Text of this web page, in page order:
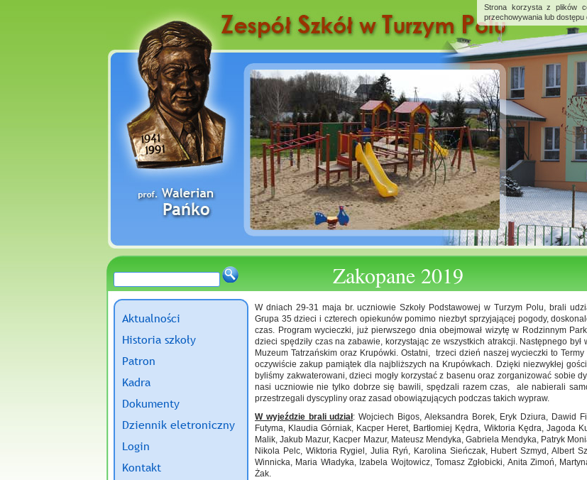
Aktualności
Historia szkoły
Patron
Kadra
Dokumenty
Dziennik eletroniczny
Login
Kontakt
Zakopane 2019
W dniach 29-31 maja br. uczniowie Szkoły Podstawowej w Turzym Polu, brali
Grupa 35 dzieci i czterech opiekunów pomimo niezbyt sprzyjającej pogody,
czas. Program wycieczki, już pierwszego dnia obejmował wizytę w Rodzinnym
dzieci spędziły czas na zabawie, korzystając ze wszystkich atrakcji. Następnego
Muzeum Tatrzańskim oraz Krupówki. Ostatni, trzeci dzień naszej wycieczki to
oczywiście zakup pamiątek dla najbliższych na Krupówkach. Dzięki niezwykłej
byliśmy zakwaterowani, dzieci mogły korzystać z basenu oraz zorganizować sobie
nasi uczniowie nie tylko dobrze się bawili, spędzali razem czas, ale nabierali
przestrzegali dyscypliny oraz zasad obowiązujących podczas takich wypraw.
W wyjeździe brali udział: Wojciech Bigos, Aleksandra Borek, Eryk Dziura, Dawid
Futyma, Klaudia Górniak, Kacper Heret, Bartłomiej Kędra, Wiktoria Kędra, Jagoda
Malik, Jakub Mazur, Kacper Mazur, Mateusz Mendyka, Gabriela Mendyka, Patryk
Nikola Pelc, Wiktoria Rygiel, Julia Ryń, Karolina Sieńczak, Hubert Szmyd, Albert
Winnicka, Maria Władyka, Izabela Wojtowicz, Tomasz Zgłobicki, Anita Zimoń,
Żak.
Strona korzysta z plików
przechowywania lub dostępu